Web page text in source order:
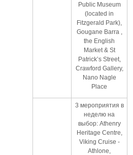
Public Museum
(located in
Fitzgerald Park),
Gougane Barra ,
the English
Market & St
Patrick’s Street,
Crawford Gallery,
Nano Nagle
Place
3 мероприятия в
неделю на
выбор: Athenry
Heritage Centre,
Viking Cruise -
Athlone,